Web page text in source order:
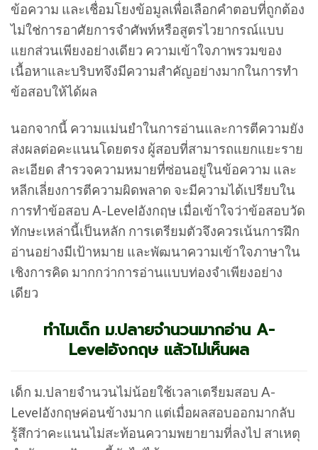
ข้อความ และเชื่อมโยงข้อมูลเพื่อเลือกคำตอบที่ถูกต้อง
ไม่ใช่การอาศัยการจำศัพท์หรือสูตรไวยากรณ์แบบ
แยกส่วนเพียงอย่างเดียว ความเข้าใจภาพรวมของ
เนื้อหาและบริบทจึงมีความสำคัญอย่างมากในการทำ
ข้อสอบให้ได้ผล
นอกจากนี้ ความแม่นยำในการอ่านและการตีความยัง
ส่งผลต่อคะแนนโดยตรง ผู้สอบที่สามารถแยกแยะราย
ละเอียด สำรวจความหมายที่ซ่อนอยู่ในข้อความ และ
หลีกเลี่ยงการตีความผิดพลาด จะมีความได้เปรียบใน
การทำข้อสอบ A-Levelอังกฤษ เมื่อเข้าใจว่าข้อสอบวัด
ทักษะเหล่านี้เป็นหลัก การเตรียมตัวจึงควรเน้นการฝึก
อ่านอย่างมีเป้าหมาย และพัฒนาความเข้าใจภาษาใน
เชิงการคิด มากกว่าการอ่านแบบท่องจำเพียงอย่าง
เดียว
ทำไมเด็ก ม.ปลายจำนวนมากอ่าน A-
Levelอังกฤษ แล้วไม่เห็นผล
เด็ก ม.ปลายจำนวนไม่น้อยใช้เวลาเตรียมสอบ A-
Levelอังกฤษค่อนข้างมาก แต่เมื่อผลสอบออกมากลับ
รู้สึกว่าคะแนนไม่สะท้อนความพยายามที่ลงไป สาเหตุ